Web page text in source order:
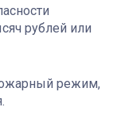
рублей или
режим,